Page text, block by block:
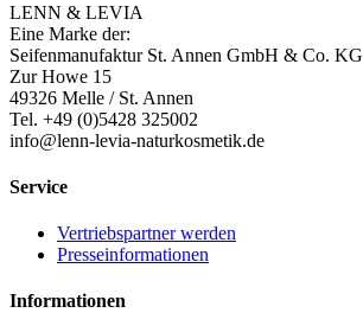
LENN & LEVIA
Eine Marke der:
Seifenmanufaktur St. Annen GmbH & Co. KG
Zur Howe 15
49326 Melle / St. Annen
Tel. +49 (0)5428 325002
info@lenn-levia-naturkosmetik.de
Service
Vertriebspartner werden
Presseinformationen
Informationen